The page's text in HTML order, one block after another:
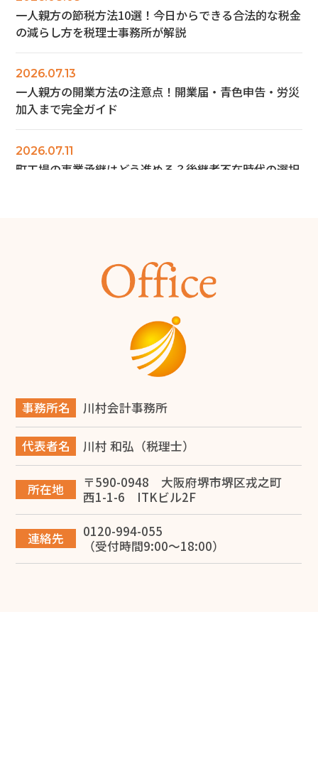
一人親方の節税方法10選！今日からできる合法的な税金
の減らし方を税理士事務所が解説
2026.07.13
一人親方の開業方法の注意点！開業届・青色申告・労災
加入まで完全ガイド
2026.07.11
町工場の事業承継はどう進める？後継者不在時代の選択
商工会議所とは？会員にならなくても使える無料サービ
ス12選と入会メリットを解説
旅費規程の日当とは？堺市の税理士が解説
2026.06.14
堺市で事業承継を成功させるには？税理士が教える対策
と進め方
2026.06.12
【税理士監修】大阪で建設業を開業する完全ガイド！一
人親方の独立から法人化・融資まで徹底解説
事務所名 川村会計事務所
代表者名 川村 和弘（税理士）
所在地
〒590-0948 大阪府堺市堺区戎之町
西1-1-6 ITKビル2F
連絡先
0120-994-055
（受付時間9:00～18:00）